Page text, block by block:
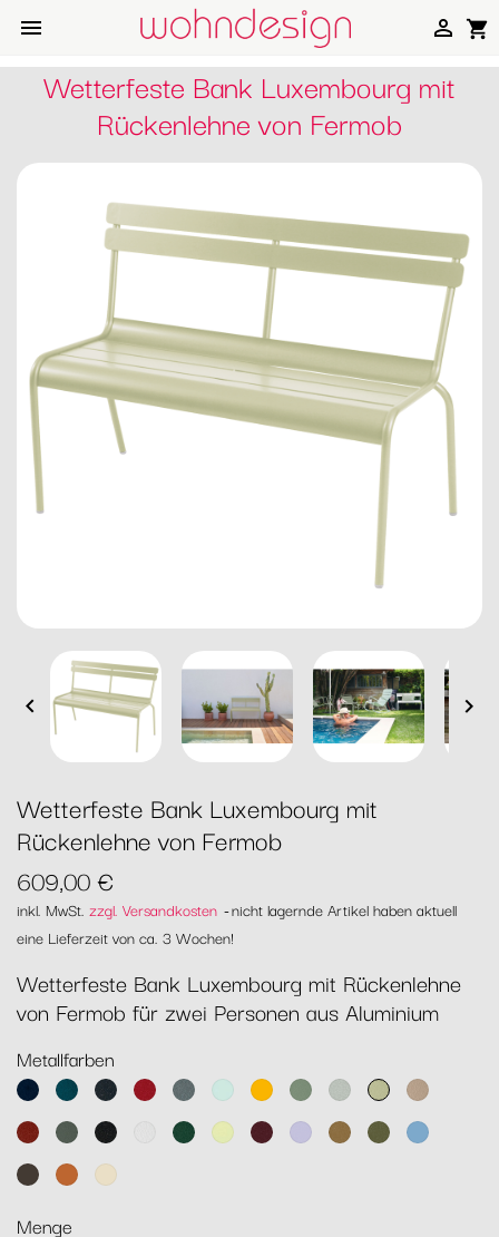
 shopping_cart

Wetterfeste Bank Luxembourg mit
Rückenlehne von Fermob
 
Wetterfeste Bank Luxembourg mit
Rückenlehne von Fermob
609,00 €
inkl. MwSt. zzgl. Versandkosten nicht lagernde Artikel haben aktuell
eine Lieferzeit von ca. 3 Wochen!
Wetterfeste Bank Luxembourg mit Rückenlehne
von Fermob für zwei Personen aus Aluminium
Metallfarben
AbyssblauAcapulcoblau
Anthrazit
Chili Gewittergrau
Gletscherminze
HonigKaktusLehmgrau
LindgrünMuskat
OckerRosmarin
Lakritz Baumwollweiß
Zederngrün
Zitronensorbet
Schwarzkirsche
Marshmallo
Lebkuchen
PestoMaya
TonkaKandierte
Latte-
Menge